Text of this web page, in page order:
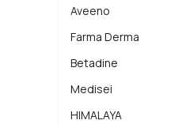
Aveeno
Farma Derma
Betadine
Medisei
HIMALAYA